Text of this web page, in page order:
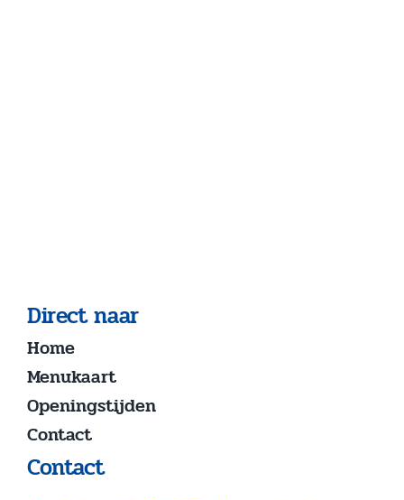
Direct naar
Home
Menukaart
Openingstijden
Contact
Contact